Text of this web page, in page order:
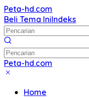
Langsung
ke
konten
Peta-hd.com
Kumpulan
Gambar
Peta
HD
Beli Tema IniIndeks
Peta-hd.com
Kumpulan
Peta
Home